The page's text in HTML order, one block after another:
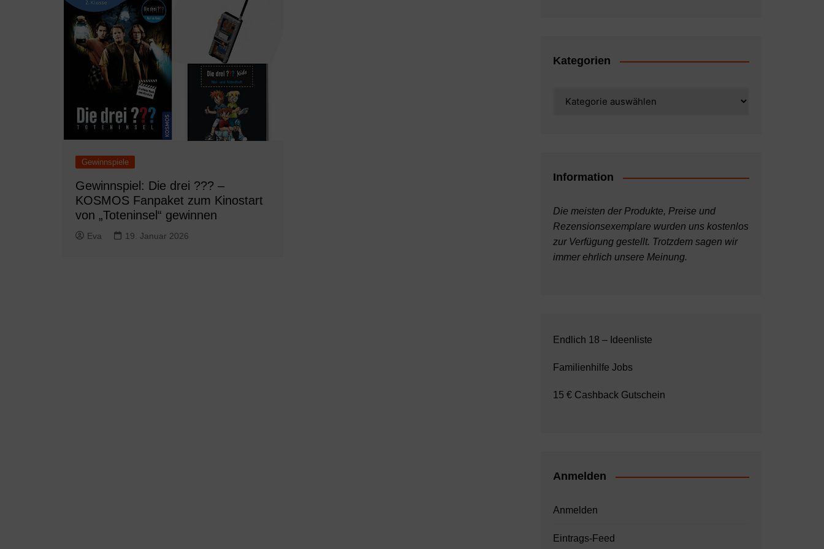
Gewinnspiele
Gewinnspiel: Die drei ??? –
KOSMOS Fanpaket zum Kinostart
von „Toteninsel“ gewinnen
Eva 19. Januar 2026
Kategorien
Information
Die meisten der Produkte, Preise und
Rezensionsexemplare wurden uns kostenlos
zur Verfügung gestellt. Trotzdem sagen wir
immer ehrlich unsere Meinung.
Endlich 18 – Ideenliste
Familienhilfe Jobs
15 € Cashback Gutschein
Anmelden
Anmelden
Eintrags-Feed